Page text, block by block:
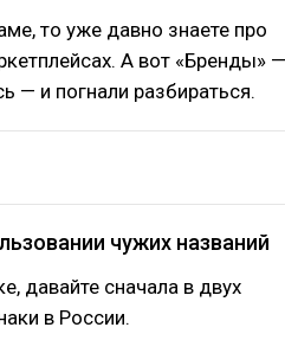
то уже давно знаете про
А вот «Бренды» —
— и погнали разбираться.
чужих названий
давайте сначала в двух
в России.